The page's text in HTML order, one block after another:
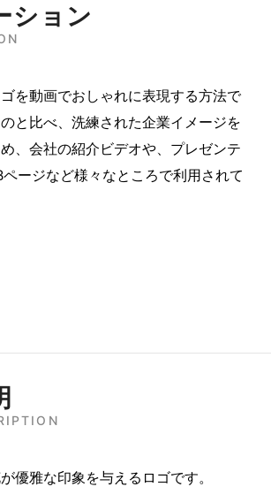
ション
を動画でおしゃれに表現する方法で
と比べ、洗練された企業イメージを
、会社の紹介ビデオや、プレゼンテ
ージなど様々なところで利用されて
優雅な印象を与えるロゴです。